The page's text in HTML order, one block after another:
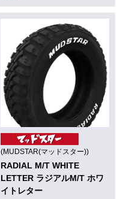
(MUDSTAR(マッドスター))
RADIAL M/T WHITE
LETTER ラジアルM/T ホワ
イトレター